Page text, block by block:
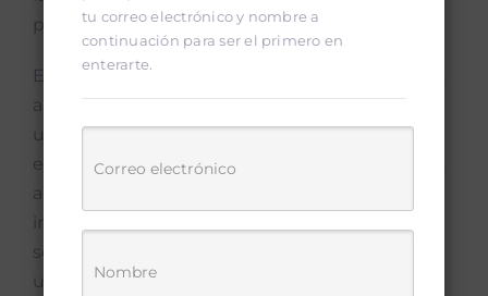
para todos los ciudadanos.
El éxito del Proyecto mUEve ha resonado más
allá de sus límites geográficos, sirviendo como
un modelo para otras ciudades del país. La
experiencia de mUEve ha demostrado que las
alianzas público-privadas pueden generar un
impacto significativo en la movilidad
sostenible, permitiendo que el avance hacia
un futuro más limpio, eficiente y habitable.
tu correo electrónico y nombre a
continuación para ser el primero en
enterarte.